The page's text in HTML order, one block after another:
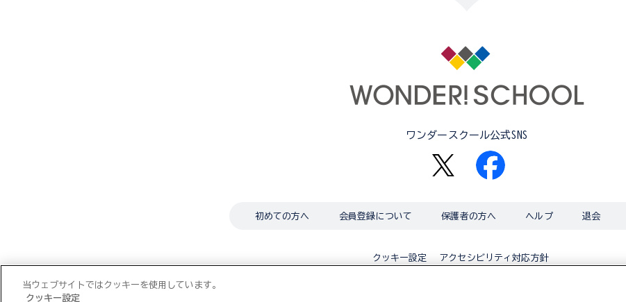
ワンダースクール公式SNS
初めての方へ 会員登録について 保護者の方へ ヘルプ 退会
クッキー設定 アクセシビリティ対応方針
当ウェブサイトではクッキーを使用しています。
クッキー設定